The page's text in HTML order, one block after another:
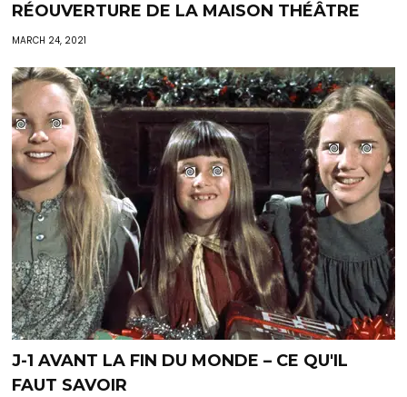
RÉOUVERTURE DE LA MAISON THÉÂTRE
MARCH 24, 2021
J-1 AVANT LA FIN DU MONDE – CE QU'IL
FAUT SAVOIR